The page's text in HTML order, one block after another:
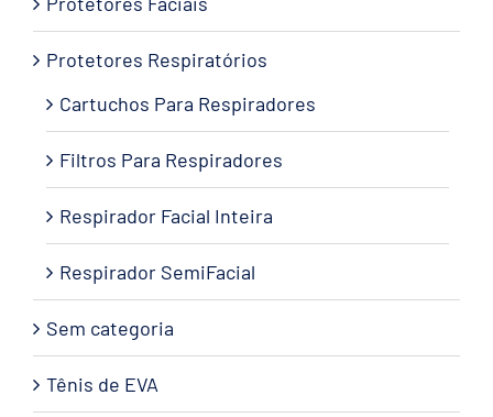
Protetores Respiratórios
Cartuchos Para Respiradores
Filtros Para Respiradores
Respirador Facial Inteira
Respirador SemiFacial
Sem categoria
Tênis de EVA